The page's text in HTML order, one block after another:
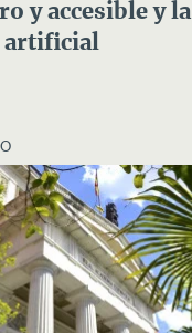
y accesible y la
artificial